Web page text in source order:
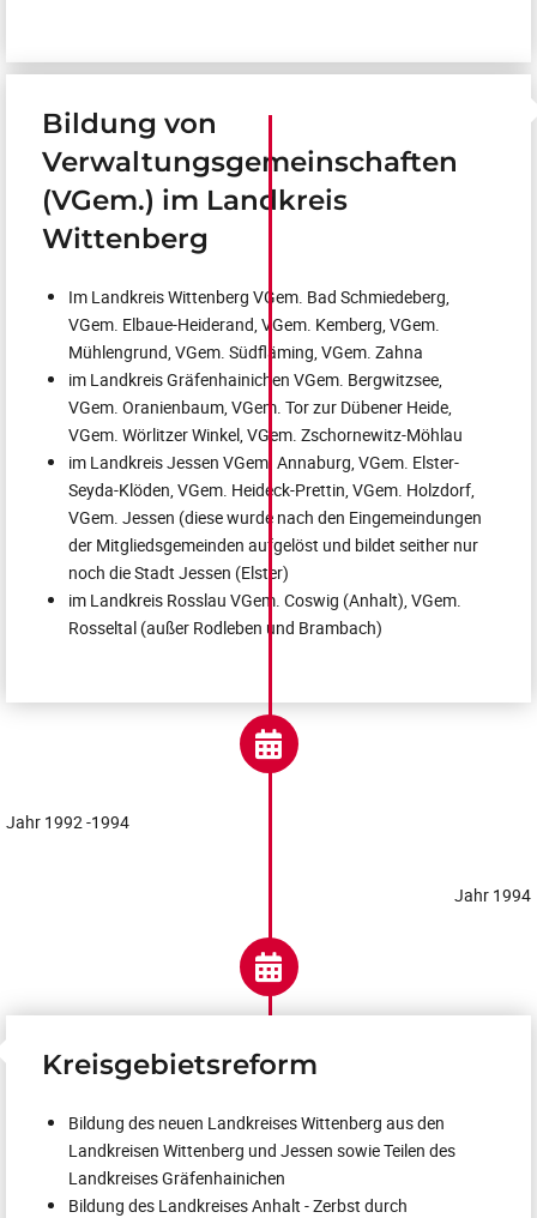
Bildung von
Verwaltungsgemeinschaften
(VGem.) im Landkreis
Wittenberg
Im Landkreis Wittenberg VGem. Bad Schmiedeberg,
VGem. Elbaue-Heiderand, VGem. Kemberg, VGem.
Mühlengrund, VGem. Südfläming, VGem. Zahna
im Landkreis Gräfenhainichen VGem. Bergwitzsee,
VGem. Oranienbaum, VGem. Tor zur Dübener Heide,
VGem. Wörlitzer Winkel, VGem. Zschornewitz-Möhlau
im Landkreis Jessen VGem. Annaburg, VGem. Elster-
Seyda-Klöden, VGem. Heideck-Prettin, VGem. Holzdorf,
VGem. Jessen (diese wurde nach den Eingemeindungen
der Mitgliedsgemeinden aufgelöst und bildet seither nur
noch die Stadt Jessen (Elster)
im Landkreis Rosslau VGem. Coswig (Anhalt), VGem.
Rosseltal (außer Rodleben und Brambach)
Jahr 1992 -1994
Jahr 1994
Kreisgebietsreform
Bildung des neuen Landkreises Wittenberg aus den
Landkreisen Wittenberg und Jessen sowie Teilen des
Landkreises Gräfenhainichen
Bildung des Landkreises Anhalt - Zerbst durch